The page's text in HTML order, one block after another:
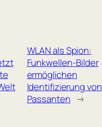
WLAN als Spion:
Funkwellen-Bilder
ermöglichen
Identifizierung von
Passanten →